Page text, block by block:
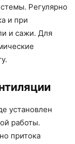
Регулярно
и при
и сажи. Для
установлен
работы.
притока